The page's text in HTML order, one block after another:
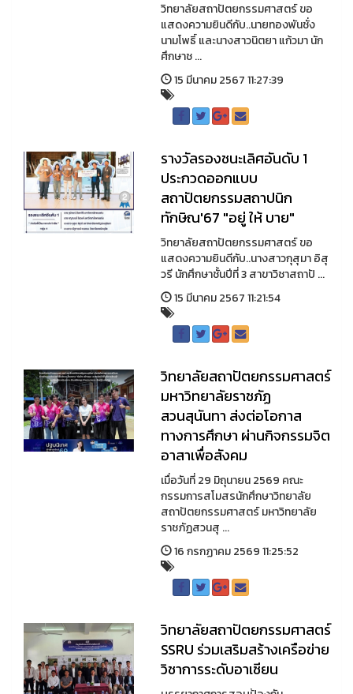
วิทยาลัยสถาปัตยกรรมศาสตร์ ขอ
แสดงความยินดีกับ..นายทองพันชั่ง
นามโพธิ์ และนางสาวนิตยา แก้วมา นัก
ศึกษาช ...
15 มีนาคม 2567 11:27:39
รางวัลรองชนะเลิศอันดับ 1
ประกวดออกแบบ
สถาปัตยกรรมสถาปนิก
ทักษิณ'67 "อยู่ ให้ บาย"
วิทยาลัยสถาปัตยกรรมศาสตร์ ขอ
แสดงความยินดีกับ..นางสาวกุสุมา อิสุ
วรี นักศึกษาชั้นปีที่ 3 สาขาวิชาสถาปั ...
15 มีนาคม 2567 11:21:54
วิทยาลัยสถาปัตยกรรมศาสตร์
มหาวิทยาลัยราชภัฏ
สวนสุนันทา ส่งต่อโอกาส
ทางการศึกษา ผ่านกิจกรรมจิต
อาสาเพื่อสังคม
เมื่อวันที่ 29 มิถุนายน 2569 คณะ
กรรมการสโมสรนักศึกษาวิทยาลัย
สถาปัตยกรรมศาสตร์ มหาวิทยาลัย
ราชภัฏสวนสุ ...
16 กรกฏาคม 2569 11:25:52
วิทยาลัยสถาปัตยกรรมศาสตร์
SSRU ร่วมเสริมสร้างเครือข่าย
วิชาการระดับอาเซียน